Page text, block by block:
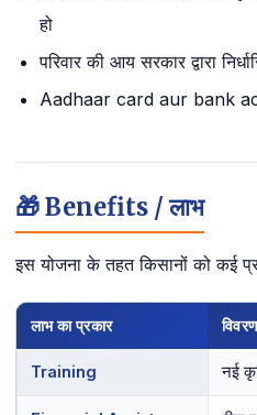
हो
परिवार की आय सरकार द्वारा
Aadhaar card aur bank
🎁 Benefits / लाभ
इस योजना के तहत किसानों को कई
लाभ का प्रकार
Training नई